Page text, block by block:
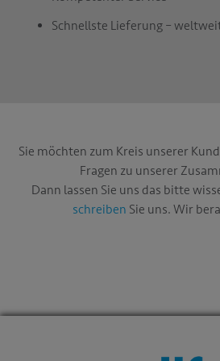
Schnellste Lieferung –
Sie möchten zum Kreis unserer
Fragen zu unserer
Dann lassen Sie uns das bitte
schreiben Sie uns. Wir